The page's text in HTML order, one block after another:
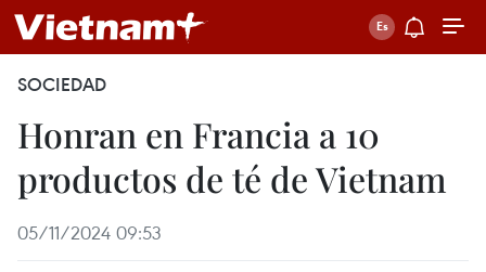
SOCIEDAD
Honran en Francia a 10
productos de té de Vietnam
05/11/2024 09:53